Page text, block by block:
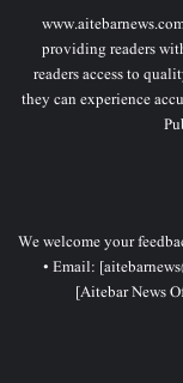
providing readers
readers access to
they can experience
We welcome your
• Email:
[Aitebar News